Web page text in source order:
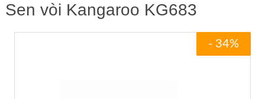
Sen vòi Kangaroo KG683
- 34%